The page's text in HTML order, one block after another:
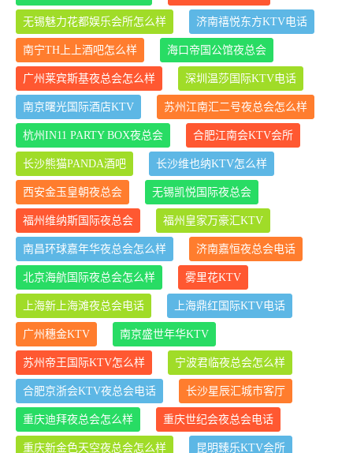
无锡魅力花都娱乐会所怎么样 济南禧悦东方KTV电话
南宁TH上上酒吧怎么样 海口帝国公馆夜总会
广州莱宾斯基夜总会怎么样 深圳温莎国际KTV电话
南京曙光国际酒店KTV 苏州江南汇二号夜总会怎么样
杭州IN11 PARTY BOX夜总会 合肥江南会KTV会所
长沙熊猫PANDA酒吧 长沙维也纳KTV怎么样
西安金玉皇朝夜总会 无锡凯悦国际夜总会
福州维纳斯国际夜总会 福州皇家万豪汇KTV
南昌环球嘉年华夜总会怎么样 济南嘉恒夜总会电话
北京海航国际夜总会怎么样 雾里花KTV
上海新上海滩夜总会电话 上海鼎红国际KTV电话
广州穗金KTV 南京盛世年华KTV
苏州帝王国际KTV怎么样 宁波君临夜总会怎么样
合肥京浙会KTV夜总会电话 长沙星辰汇城市客厅
重庆迪拜夜总会怎么样 重庆世纪会夜总会电话
重庆新金色天空夜总会怎么样 昆明臻乐KTV会所